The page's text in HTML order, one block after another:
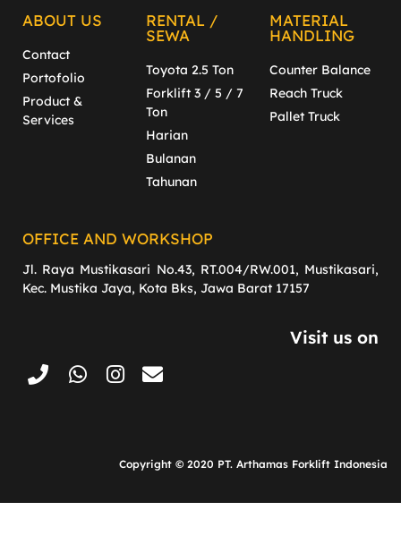
ABOUT US
Contact
Portofolio
Product &
Services
RENTAL /
SEWA
Toyota 2.5 Ton
Forklift 3 / 5 / 7
Ton
Harian
Bulanan
Tahunan
MATERIAL
HANDLING
Counter Balance
Reach Truck
Pallet Truck
OFFICE AND WORKSHOP
Jl. Raya Mustikasari No.43, RT.004/RW.001, Mustikasari,
Kec. Mustika Jaya, Kota Bks, Jawa Barat 17157
Visit us on
Copyright © 2020 PT. Arthamas Forklift Indonesia